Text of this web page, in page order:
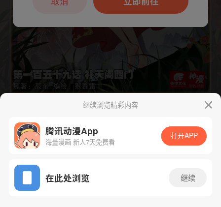
App免费看
下一话 腾漫App免费看
继续浏览精彩内容
腾讯动漫App
海量漫画 新人7天免费看
打开APP
在此处浏览 继续